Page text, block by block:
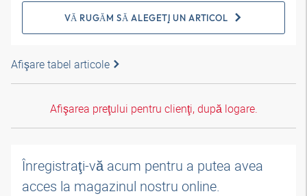
VĂ RUGĂM SĂ ALEGEŢI UN ARTICOL
Afişare tabel articole
Afişarea preţului pentru clienţi, după logare.
Înregistraţi-vă acum pentru a putea avea
acces la magazinul nostru online.